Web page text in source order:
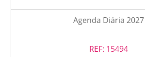
Agenda Diária 2027
REF: 15494